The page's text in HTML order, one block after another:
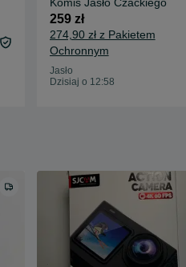
Komis Jasło Czackiego
259 zł
274,90 zł z Pakietem
Ochronnym
Jasło
Dzisiaj o 12:58